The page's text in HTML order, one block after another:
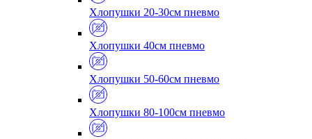
Хлопушки 20-30см пневмо
Хлопушки 40см пневмо
Хлопушки 50-60см пневмо
Хлопушки 80-100см пневмо